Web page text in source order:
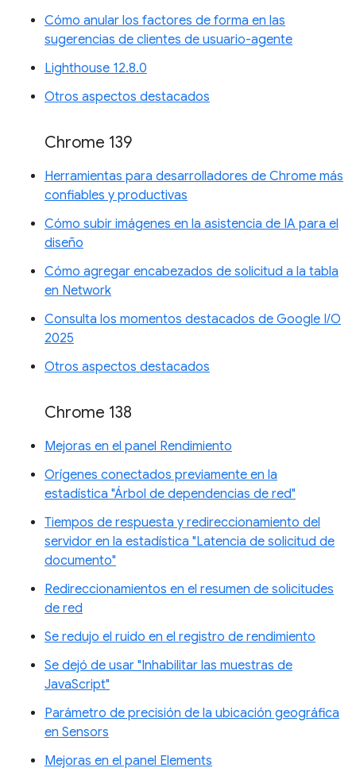
Cómo anular los factores de forma en las
sugerencias de clientes de usuario-agente
Lighthouse 12.8.0
Otros aspectos destacados
Chrome 139
Herramientas para desarrolladores de Chrome más
confiables y productivas
Cómo subir imágenes en la asistencia de IA para el
diseño
Cómo agregar encabezados de solicitud a la tabla
en Network
Consulta los momentos destacados de Google I/O
2025
Otros aspectos destacados
Chrome 138
Mejoras en el panel Rendimiento
Orígenes conectados previamente en la
estadística "Árbol de dependencias de red"
Tiempos de respuesta y redireccionamiento del
servidor en la estadística "Latencia de solicitud de
documento"
Redireccionamientos en el resumen de solicitudes
de red
Se redujo el ruido en el registro de rendimiento
Se dejó de usar "Inhabilitar las muestras de
JavaScript"
Parámetro de precisión de la ubicación geográfica
en Sensors
Mejoras en el panel Elements